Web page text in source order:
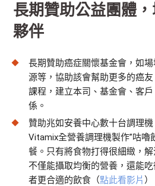
長期贊助公益團體
夥伴
長期贊助癌症關懷基金會，如
源等，協助該會幫助更多的癌
課程，建立本司、基金會、客
係。
贊助兆如安養中心數十台調理
Vitamix全營養調理機製作”咕嚕
餐。只有將食物打得很細緻，
不僅能攝取均衡的營養，還能
者更合適的飲食（點此看影片 ）